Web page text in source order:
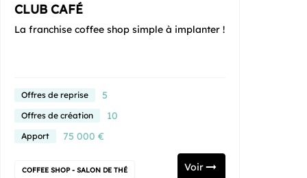
CLUB CAFÉ
La franchise coffee shop simple à implanter !
Offres de reprise 5
Offres de création 10
Apport 75 000 €
COFFEE SHOP - SALON DE THÉ Voir